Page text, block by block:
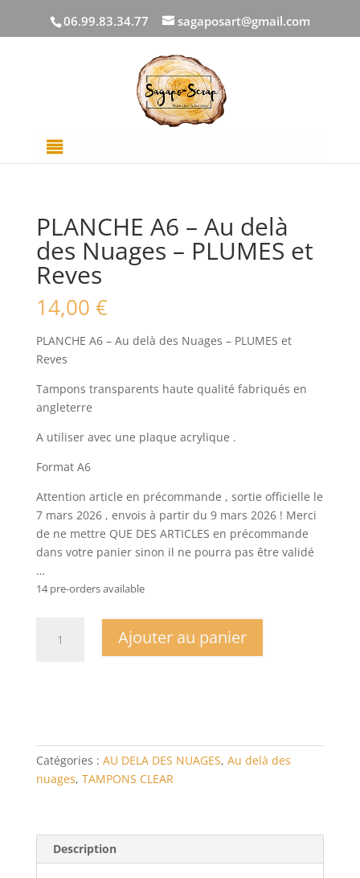
06.99.83.34.77 sagaposart@gmail.com
PAR COLLECTION/Au delà des
nuages
PLUMES et Reves
PLANCHE A6 – Au delà
des Nuages – PLUMES et
Reves
14,00 €
PLANCHE A6 – Au delà des Nuages – PLUMES et
Reves
Tampons transparents haute qualité fabriqués en
angleterre
A utiliser avec une plaque acrylique .
Format A6
Attention article en précommande , sortie officielle le
7 mars 2026 , envois à partir du 9 mars 2026 ! Merci
de ne mettre QUE DES ARTICLES en précommande
dans votre panier sinon il ne pourra pas être validé
…
14 pre-orders available
des
Nuages
Reves
Ajouter au panier
Catégories : AU DELA DES NUAGES, Au delà des
nuages, TAMPONS CLEAR
Description